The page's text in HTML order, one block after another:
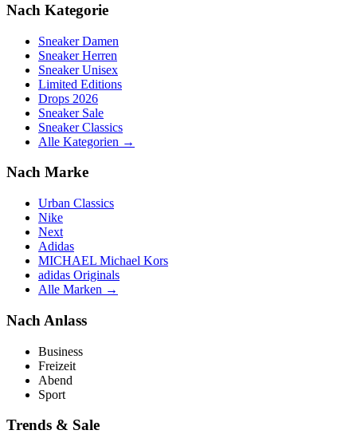
Nach Kategorie
Sneaker Damen
Sneaker Herren
Sneaker Unisex
Limited Editions
Drops 2026
Sneaker Sale
Sneaker Classics
Alle Kategorien →
Nach Marke
Urban Classics
Nike
Next
Adidas
MICHAEL Michael Kors
adidas Originals
Alle Marken →
Nach Anlass
Business
Freizeit
Abend
Sport
Trends & Sale